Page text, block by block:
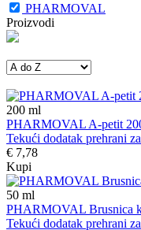
PHARMOVAL
Proizvodi
200 ml
PHARMOVAL A-petit
Tekući dodatak prehrani
€ 7,78
Kupi
50 ml
PHARMOVAL Brusnica
Tekući dodatak prehrani